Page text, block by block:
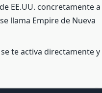
EE.UU. concretamente a
llama Empire de Nueva
te activa directamente y